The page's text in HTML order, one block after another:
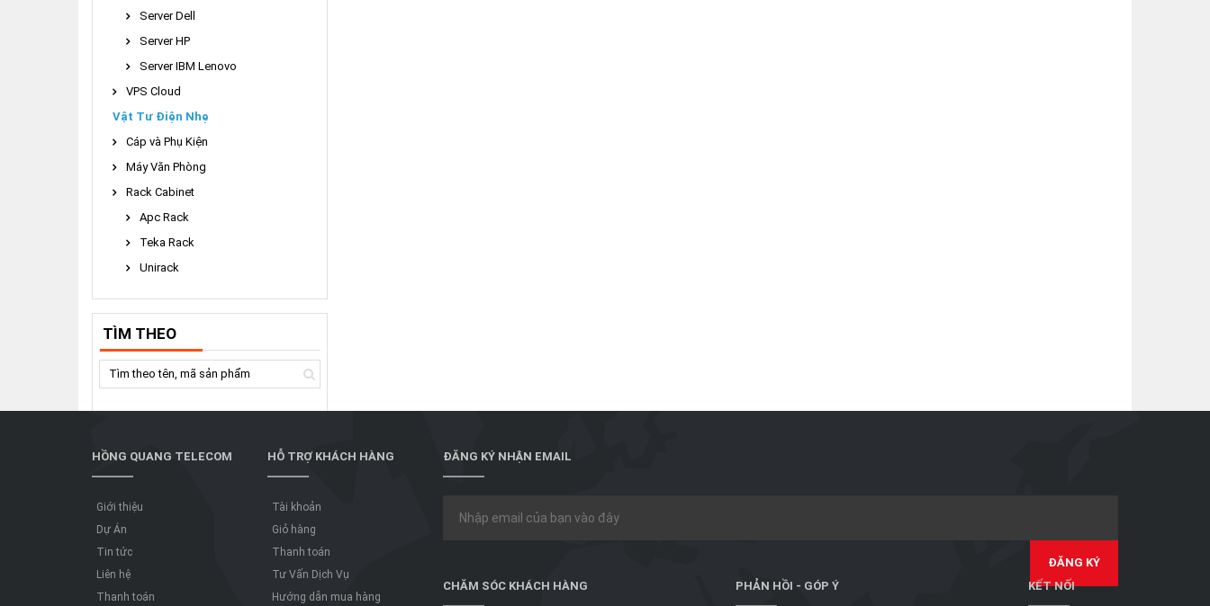
Server Dell
Server HP
Server IBM Lenovo
VPS Cloud
Vật Tư Điện Nhẹ
Cáp và Phụ Kiện
Máy Văn Phòng
Rack Cabinet
Apc Rack
Teka Rack
Unirack
TÌM THEO
HỒNG QUANG TELECOM
Giới thiệu
Dự Án
Tin tức
Liên hệ
Thanh toán
HỖ TRỢ KHÁCH HÀNG
Tài khoản
Giỏ hàng
Thanh toán
Tư Vấn Dịch Vụ
Hướng dẫn mua hàng
ĐĂNG KÝ NHẬN EMAIL
CHĂM SÓC KHÁCH HÀNG PHẢN HỒI - GÓP Ý KẾT NỐI